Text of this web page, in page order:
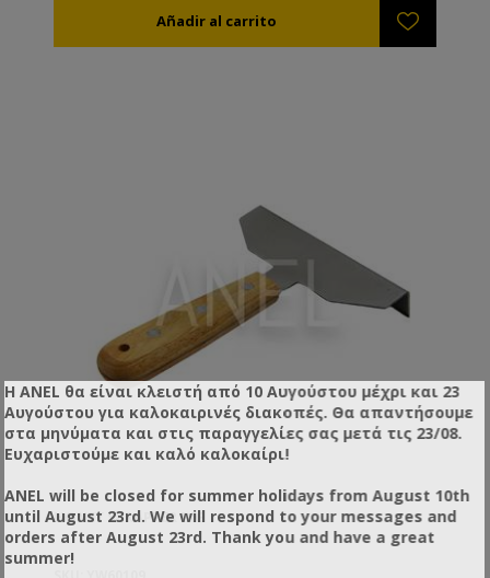
HONEY SCRAPPER BIG
Η ANEL θα είναι κλειστή από 10 Αυγούστου μέχρι και 23
Αυγούστου για καλοκαιρινές διακοπές. Θα απαντήσουμε
στα μηνύματα και στις παραγγελίες σας μετά τις 23/08.
Ευχαριστούμε και καλό καλοκαίρι!
ANEL will be closed for summer holidays from August 10th
until August 23rd. We will respond to your messages and
orders after August 23rd. Thank you and have a great
summer!